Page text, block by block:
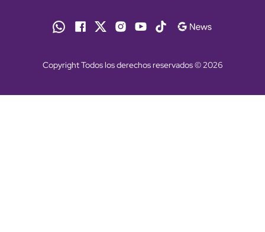
Copyright Todos los derechos reservados © 2026